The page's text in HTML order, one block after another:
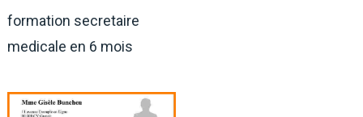
formation secretaire
medicale en 6 mois